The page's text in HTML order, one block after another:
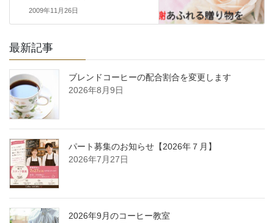
2009年11月26日
最新記事
ブレンドコーヒーの配合割合を変更します
2026年8月9日
パート募集のお知らせ【2026年７月】
2026年7月27日
2026年9月のコーヒー教室